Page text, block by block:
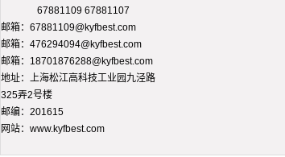
67881109 67881107
邮箱：67881109@kyfbest.com
邮箱：476294094@kyfbest.com
邮箱：18701876288@kyfbest.com
地址：上海松江高科技工业园九泾路
325弄2号楼
邮编：201615
网站：www.kyfbest.com